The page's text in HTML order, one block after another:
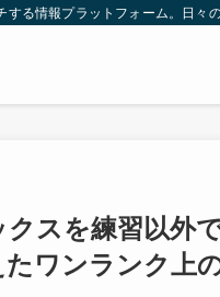
る情報プラットフォーム。日々
スを練習以外
ワンランク上